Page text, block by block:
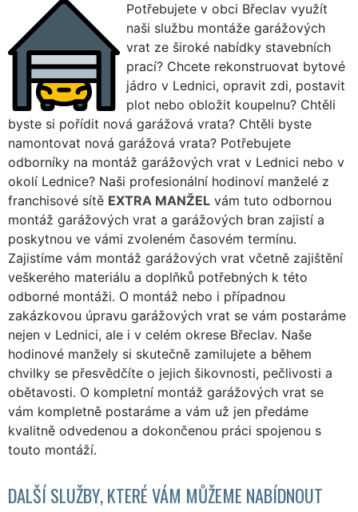
Potřebujete v obci Břeclav využít
naši službu montáže garážových
vrat ze široké nabídky stavebních
prací? Chcete rekonstruovat bytové
jádro v Lednici, opravit zdi, postavit
plot nebo obložit koupelnu? Chtěli
byste si pořídit nová garážová vrata? Chtěli byste
namontovat nová garážová vrata? Potřebujete
odborníky na montáž garážových vrat v Lednici nebo v
okolí Lednice? Naši profesionální hodinoví manželé z
franchisové sítě EXTRA MANŽEL vám tuto odbornou
montáž garážových vrat a garážových bran zajistí a
poskytnou ve vámi zvoleném časovém termínu.
Zajistíme vám montáž garážových vrat včetně zajištění
veškerého materiálu a doplňků potřebných k této
odborné montáži. O montáž nebo i případnou
zakázkovou úpravu garážových vrat se vám postaráme
nejen v Lednici, ale i v celém okrese Břeclav. Naše
hodinové manžely si skutečně zamilujete a během
chvilky se přesvědčíte o jejich šikovnosti, pečlivosti a
obětavosti. O kompletní montáž garážových vrat se
vám kompletně postaráme a vám už jen předáme
kvalitně odvedenou a dokončenou práci spojenou s
touto montáží.
DALŠÍ SLUŽBY, KTERÉ VÁM MŮŽEME NABÍDNOUT